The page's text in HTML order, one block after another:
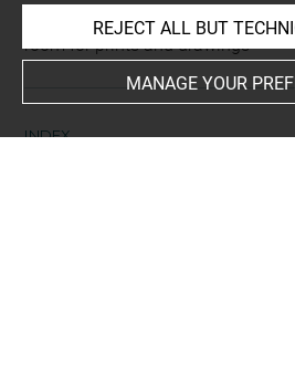
room for prints and drawings
INDEX
REJECT ALL BUT
MANAGE YOUR